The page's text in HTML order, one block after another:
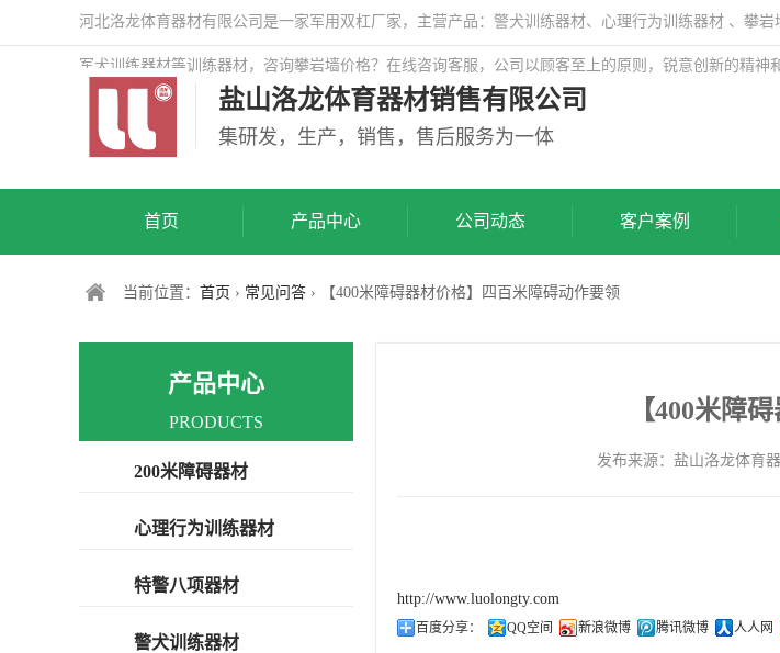
河北洛龙体育器材有限公司是一家军用双杠厂家，主营产品：警犬训练器材、心理行为训练器材 、攀
军犬训练器材等训练器材，咨询攀岩墙价格？在线咨询客服，公司以顾客至上的原则，锐意创新的精
盐山洛龙体育器材销售有限公司
集研发，生产，销售，售后服务为一体
首页 产品中心 公司动态 客户案例
当前位置： 首页 › 常见问答 › 【400米障碍器材价格】四百米障碍动作要领
【400米障
发布来源：盐山洛龙体
http://www.luolongty.com
百度分享： QQ空间 新浪微博 腾讯微博 人人网
产品中心
PRODUCTS
200米障碍器材
心理行为训练器材
特警八项器材
警犬训练器材